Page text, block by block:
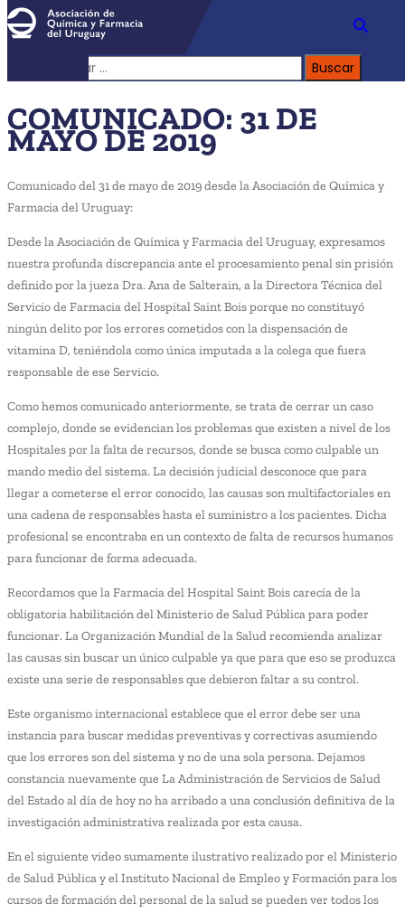
COMUNICADO: 31 DE
MAYO DE 2019
Comunicado del 31 de mayo de 2019 desde la Asociación de Química y
Farmacia del Uruguay:
Desde la Asociación de Química y Farmacia del Uruguay, expresamos
nuestra profunda discrepancia ante el procesamiento penal sin prisión
definido por la jueza Dra. Ana de Salterain, a la Directora Técnica del
Servicio de Farmacia del Hospital Saint Bois porque no constituyó
ningún delito por los errores cometidos con la dispensación de
vitamina D, teniéndola como única imputada a la colega que fuera
responsable de ese Servicio.
Como hemos comunicado anteriormente, se trata de cerrar un caso
complejo, donde se evidencian los problemas que existen a nivel de los
Hospitales por la falta de recursos, donde se busca como culpable un
mando medio del sistema. La decisión judicial desconoce que para
llegar a cometerse el error conocido, las causas son multifactoriales en
una cadena de responsables hasta el suministro a los pacientes. Dicha
profesional se encontraba en un contexto de falta de recursos humanos
para funcionar de forma adecuada.
Recordamos que la Farmacia del Hospital Saint Bois carecía de la
obligatoria habilitación del Ministerio de Salud Pública para poder
funcionar. La Organización Mundial de la Salud recomienda analizar
las causas sin buscar un único culpable ya que para que eso se produzca
existe una serie de responsables que debieron faltar a su control.
Este organismo internacional establece que el error debe ser una
instancia para buscar medidas preventivas y correctivas asumiendo
que los errores son del sistema y no de una sola persona. Dejamos
constancia nuevamente que La Administración de Servicios de Salud
del Estado al día de hoy no ha arribado a una conclusión definitiva de la
investigación administrativa realizada por esta causa.
En el siguiente video sumamente ilustrativo realizado por el Ministerio
de Salud Pública y el Instituto Nacional de Empleo y Formación para los
cursos de formación del personal de la salud se pueden ver todos los